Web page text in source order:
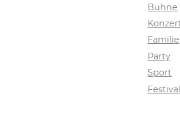
Bühne
Familie
Party
Sport
Festival